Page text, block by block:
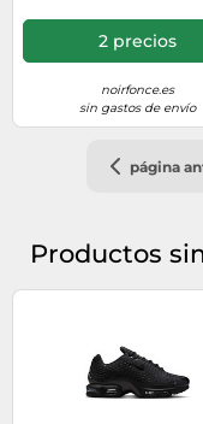
2 precios
noirfonce.es
sin gastos de envío
página
Productos